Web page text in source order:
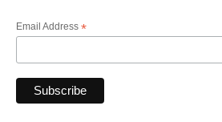
Email Address *